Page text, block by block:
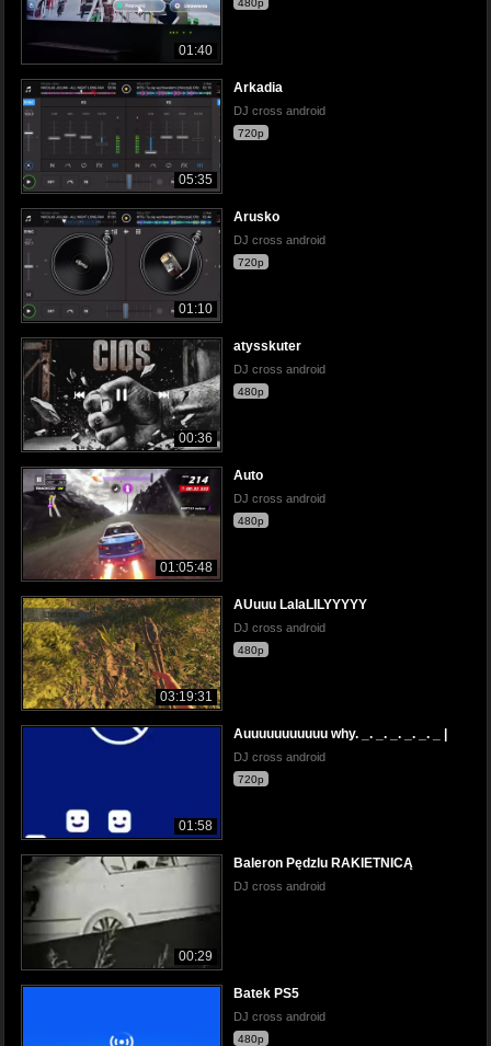
01:40
480p
05:35
Arkadia
DJ cross android
720p
01:10
Arusko
DJ cross android
720p
00:36
atysskuter
DJ cross android
480p
01:05:48
Auto
DJ cross android
480p
03:19:31
AUuuu LalaLILYYYYY
DJ cross android
480p
01:58
Auuuuuuuuuuu why. _. _. _. _. _. _ |
DJ cross android
720p
00:29
Baleron Pędzlu RAKIETNICĄ
DJ cross android
Batek PS5
DJ cross android
480p